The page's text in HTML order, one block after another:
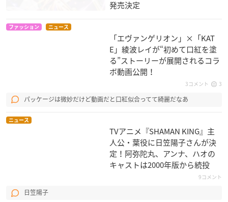
ピカチュウたんけん
たい
フシギダネ
名探偵コナン 世紀末
の魔術師
劇場版ポケットモン
スター ミュウツーの
発売決定
ファッション ニュース
「エヴァンゲリオン」×「KAT
E」綾波レイが“初めて口紅を塗
る”ストーリーが展開されるコラ
ボ動画公開！
3コメント 3
パッケージは微妙だけど動画だと口紅似合ってて綺麗だなあ
ニュース
TVアニメ『SHAMAN KING』主
人公・葉役に日笠陽子さんが決
定！阿弥陀丸、アンナ、ハオの
キャストは2000年版から続投
9コメント
日笠陽子